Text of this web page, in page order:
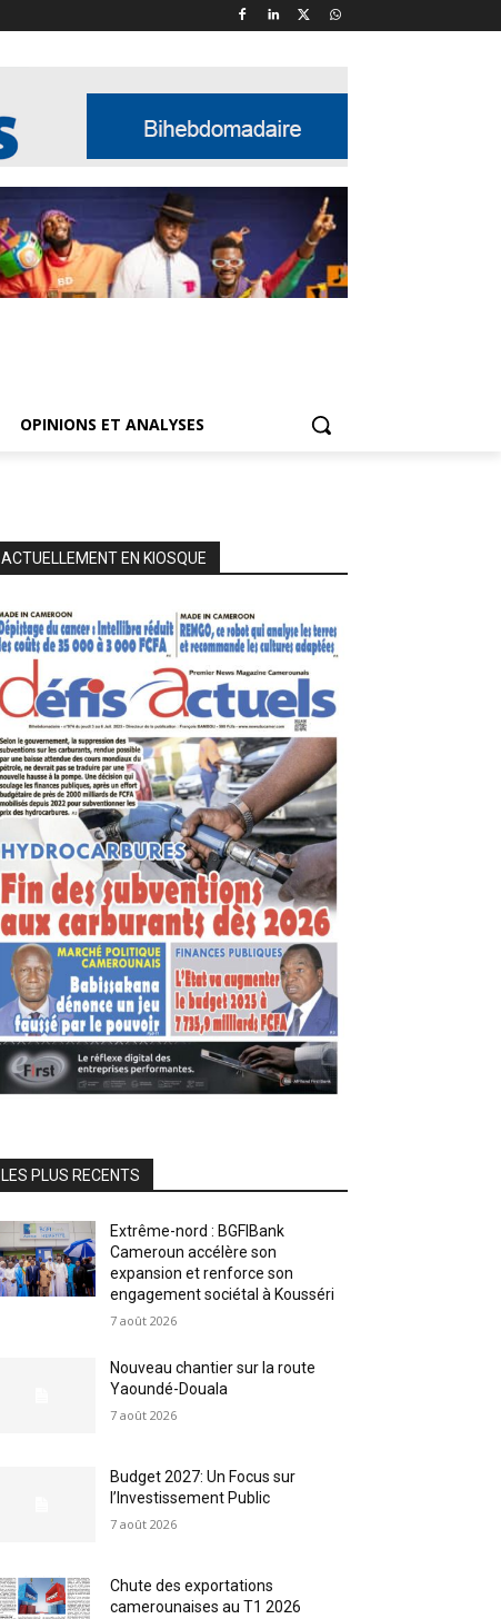
OPINIONS ET ANALYSES
ACTUELLEMENT EN KIOSQUE
LES PLUS RECENTS
Extrême-nord : BGFIBank
Cameroun accélère son
expansion et renforce son
engagement sociétal à Kousséri
7 août 2026
Nouveau chantier sur la route
Yaoundé-Douala
7 août 2026
Budget 2027: Un Focus sur
l’Investissement Public
7 août 2026
Chute des exportations
camerounaises au T1 2026